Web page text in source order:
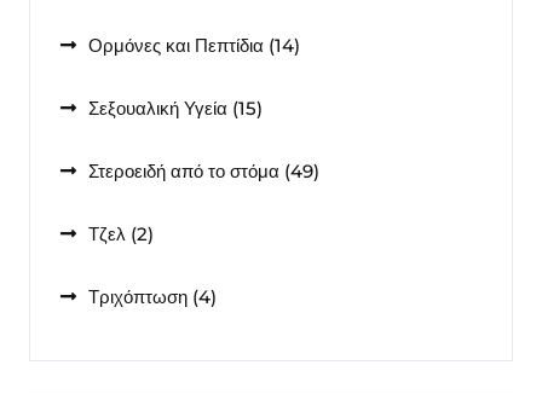
Ορμόνες και Πεπτίδια 1414
Σεξουαλική Υγεία 1515
Στεροειδή από το στόμα 4949
Τζελ 22
Τριχόπτωση 44